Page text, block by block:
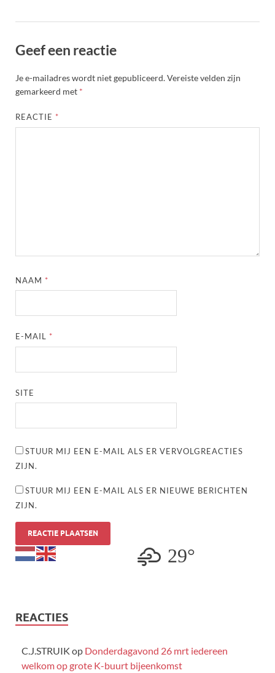
Geef een reactie
Je e-mailadres wordt niet gepubliceerd.Vereiste velden zijn
gemarkeerd met *
REACTIE *
NAAM *
E-MAIL *
SITE
STUUR MIJ EEN E-MAIL ALS ER VERVOLGREACTIES
ZIJN.
STUUR MIJ EEN E-MAIL ALS ER NIEUWE BERICHTEN
ZIJN.
29°
REACTIES
C.J.STRUIK op Donderdagavond 26 mrt iedereen
welkom op grote K-buurt bijeenkomst